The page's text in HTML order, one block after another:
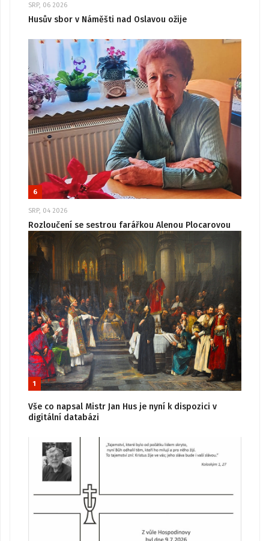
SRP, 06 2026
Husův sbor v Náměšti nad Oslavou ožije
6
SRP, 04 2026
Rozloučení se sestrou farářkou Alenou Plocarovou
1
Vše co napsal Mistr Jan Hus je nyní k dispozici v
digitální databázi